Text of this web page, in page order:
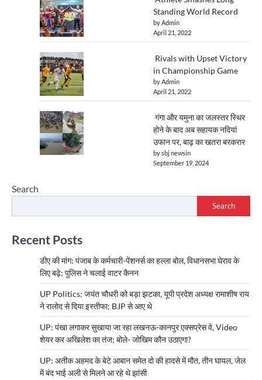
Standing World Record
by Admin
April 21, 2022
Rivals with Upset Victory
in Championship Game
by Admin
April 21, 2022
गंगा और यमुना का जलस्तर स्थिर
होने के बाद अब सहायक नदियां
उफान पर, बाढ़ का खतरा बरकरार
by sbj newsin
September 19, 2024
Search
Search
Recent Posts
डीए की मांग: पंजाब के कर्मचारी-पेंशनर्स का हल्ला बोल, विधानसभा घेराव के
लिए बढ़े; पुलिस ने चलाई वाटर कैनन
UP Politics: जयंत चौधरी को बड़ा झटका, यूपी प्रदेश अध्यक्ष रामाशीष राय
ने रालोद से दिया इस्तीफा; BJP से आए थे
UP: पंखा लगाकर सुखाया जा रहा लखनऊ-कानपुर एक्सप्रेस वे, Video
शेयर कर अखिलेश का तंज; बोले- जोखिम कौन उठाएगा?
UP: अतीक अहमद के बेटे आबान समेत दो की हादसे में मौत, तीन घायल, जेल
में बंद भाई अली से मिलने आ रहे थे झांसी